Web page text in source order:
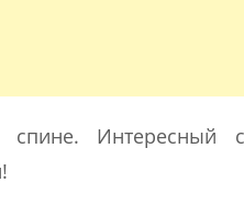
Интересный